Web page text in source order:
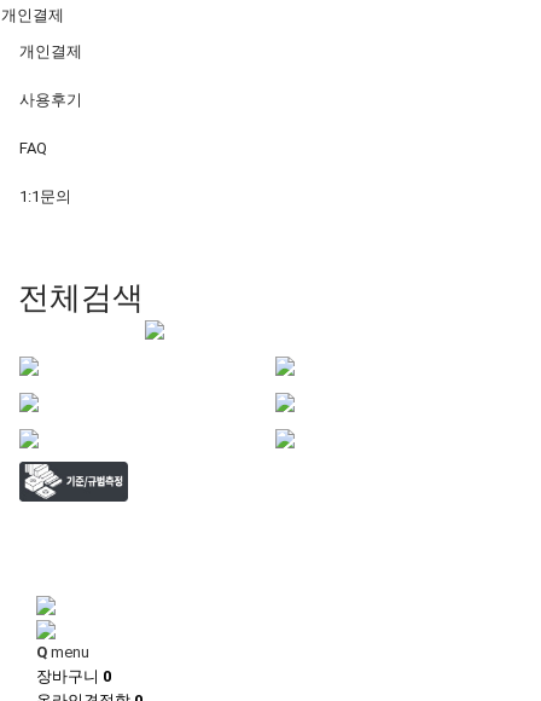
개인결제
개인결제
사용후기
FAQ
1:1문의
전체검색
1
Q menu
장바구니 0